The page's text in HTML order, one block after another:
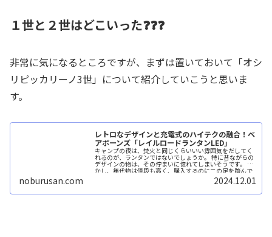
１世と２世はどこいった❓❓❓
非常に気になるところですが、まずは置いておいて「オシ
リピッカリーノ3世」について紹介していこうと思いま
す。
レトロなデザインと充電式のハイテクの融合！ベ
アボーンズ「レイルロードランタンLED」
キャンプの夜は、焚火と同じくらいいい雰囲気をだしてく
れるのが、ランタンではないでしょうか。 特に昔ながらの
デザインの物は、その佇まいに惚れてしまいそうです。 し
かし、年代物は値段も高く、購入するのに二の足を踏んで
noburusan.com 2024.12.01